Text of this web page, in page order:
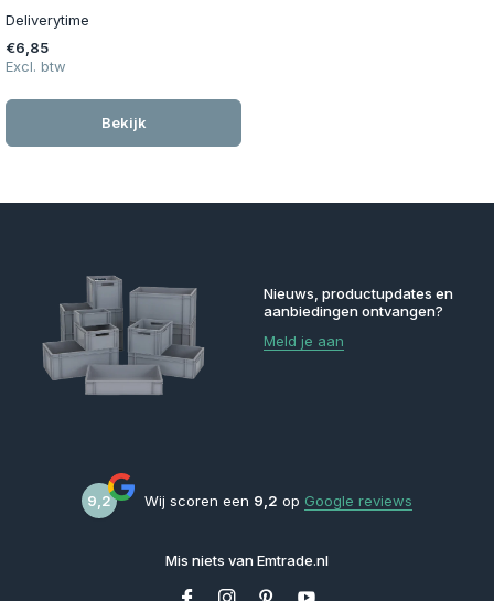
Deliverytime
€6,85
Excl. btw
Bekijk
Nieuws, productupdates en
aanbiedingen ontvangen?
Meld je aan
9,2 Wij scoren een 9,2 op Google reviews
Mis niets van Emtrade.nl